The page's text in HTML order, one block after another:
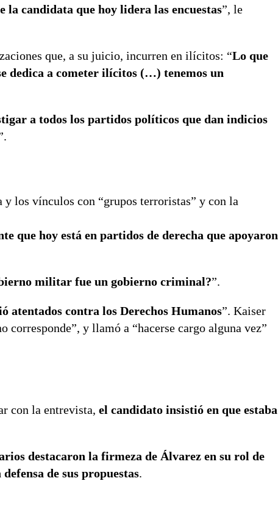
candidata que hoy lidera las encuestas”, le
que, a su juicio, incurren en ilícitos: “Lo que
dedica a cometer ilícitos (…) tenemos un
a todos los partidos políticos que dan indicios
los vínculos con “grupos terroristas” y con la
que hoy está en partidos de derecha que apoyaron
militar fue un gobierno criminal?”.
atentados contra los Derechos Humanos”. Kaiser
corresponde”, y llamó a “hacerse cargo alguna vez”
con la entrevista, el candidato insistió en que estaba
destacaron la firmeza de Álvarez en su rol de
de sus propuestas.